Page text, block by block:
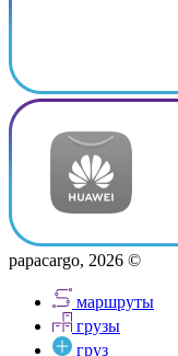
papacargo, 2026 ©
маршруты
грузы
груз